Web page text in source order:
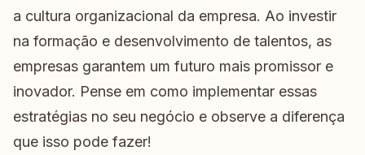
a cultura organizacional da empresa. Ao investir
na formação e desenvolvimento de talentos, as
empresas garantem um futuro mais promissor e
inovador. Pense em como implementar essas
estratégias no seu negócio e observe a diferença
que isso pode fazer!